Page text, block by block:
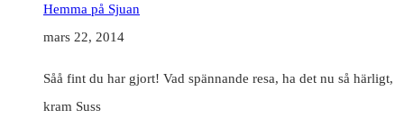
Hemma på Sjuan
mars 22, 2014
Såå fint du har gjort! Vad spännande resa, ha det nu så härligt,
kram Suss